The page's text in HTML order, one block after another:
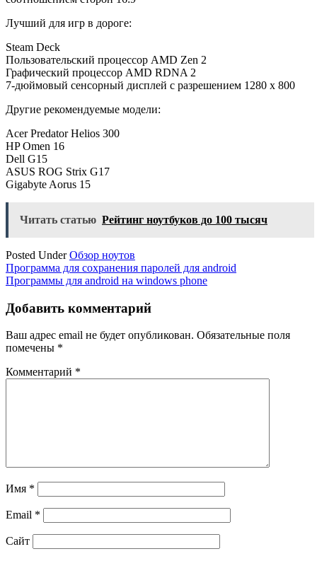
Лучший для игр в дороге:
Steam Deck
Пользовательский процессор AMD Zen 2
Графический процессор AMD RDNA 2
7-дюймовый сенсорный дисплей с разрешением 1280 x 800
Другие рекомендуемые модели:
Acer Predator Helios 300
HP Omen 16
Dell G15
ASUS ROG Strix G17
Gigabyte Aorus 15
Читать статью Рейтинг ноутбуков до 100 тысяч
Posted UnderОбзор ноутов
Навигация
по
записям
Программа для сохранения паролей для android
Программы для android на windows phone
Добавить комментарий
Ваш адрес email не будет опубликован. Обязательные поля
помечены *
Комментарий *
Имя *
Email *
Сайт